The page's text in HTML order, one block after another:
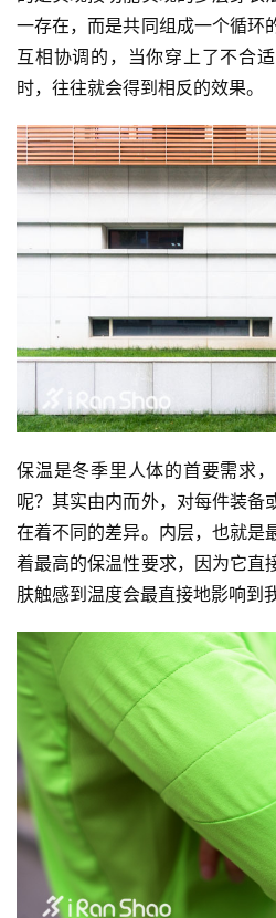
一存在，而是共同组成一个循环
互相协调的，当你穿上了不合
时，往往就会得到相反的效果。
保温是冬季里人体的首要需求
呢？其实由内而外，对每件装备
在着不同的差异。内层，也就是
着最高的保温性要求，因为它直
肤触感到温度会最直接地影响到